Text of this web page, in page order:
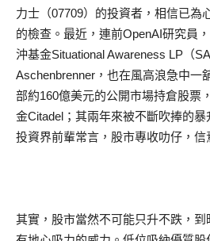
力士（07709）的投資者，相信已為
的檢查。最近，連前OpenAI研究員
沖基金Situational Awareness LP（
Aschenbrenner，也在風高浪急中一
部約160億美元的公開市場持倉股票
金Citadel；其兩年來被不斷吹捧的暴
投資界前輩常言，股市專收叻仔，信
其實，股市當然不可能只升不跌，